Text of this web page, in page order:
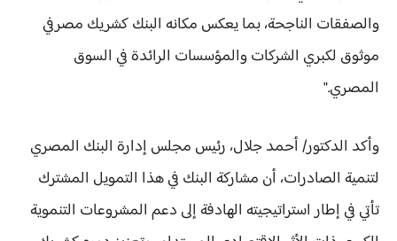
والصفقات الناجحة، بما يعكس مكانه البنك كشريك مصرفي
موثوق لكبري الشركات والمؤسسات الرائدة في السوق
المصري."
وأكد الدكتور/ أحمد جلال، رئيس مجلس إدارة البنك المصري
لتنمية الصادرات، أن مشاركة البنك في هذا التمويل المشترك
تأتي في إطار استراتيجيته الهادفة إلى دعم المشروعات التنموية